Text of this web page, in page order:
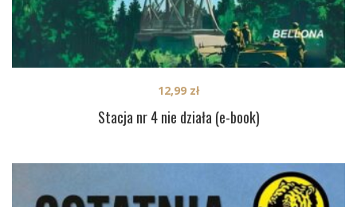
Stacja nr 4 nie działa (e-book)
12,99 zł